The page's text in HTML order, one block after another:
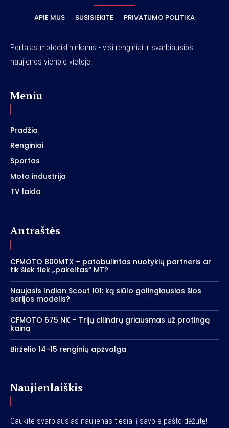
APIE MUS SUSISIEKITE PRIVATUMO POLITIKA
Portalas motociklininkams - visi renginiai ir svarbiausios
naujienos vienoje vietoje!
Meniu
Pradžia
Renginiai
Sportas
Moto industrija
TV laida
Antraštės
CFMOTO 800MTX – patobulintas nuotykių partneris ar
tik šiek tiek „pakeltas“ MT?
Naujasis Indian Scout 101: ką siūlo galingiausias šios
serijos modelis?
CFMOTO 675 NK – Trijų cilindrų griausmas už protingą
kainą
Birželio 14-15 renginių apžvalga
Naujienlaiškis
Gaukite svarbiausias naujienas tiesiai į savo e-pašto dėžutę!